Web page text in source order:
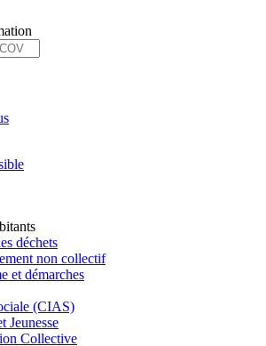
déchets
non collectif
et démarches
(CIAS)
Jeunesse
Collective